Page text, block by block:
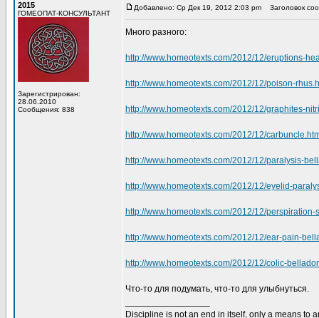
2015
ГОМЕОПАТ-КОНСУЛЬТАНТ
Зарегистрирован:
28.06.2010
Сообщения: 838
Добавлено: Ср Дек 19, 2012 2:03 pm Заголовок
Много разного:
http://www.homeotexts.com/2012/12/eruptions-
http://www.homeotexts.com/2012/12/poison-
http://www.homeotexts.com/2012/12/graphites-
http://www.homeotexts.com/2012/12/
http://www.homeotexts.com/2012/12/paralysis-
http://www.homeotexts.com/2012/12/eyelid-
http://www.homeotexts.com/2012/12/perspiration-
http://www.homeotexts.com/2012/12/ear-pain-
http://www.homeotexts.com/2012/12/colic-
Что-то для подумать, что-то для улыбнуться.
Discipline is not an end in itself, only a means to